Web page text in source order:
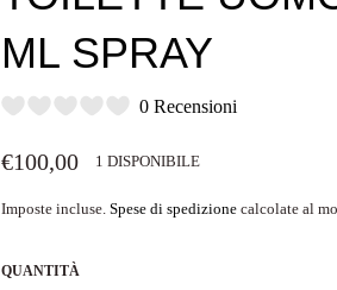
ML SPRAY
0 Recensioni
Prezzo
di
€100,00 1 DISPONIBILE
Imposte incluse. Spese di spedizione calcolate al
QUANTITÀ